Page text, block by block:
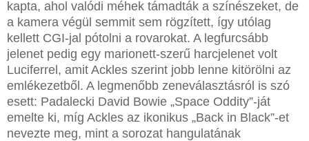
kapta, ahol valódi méhek támadták a színészeket, de
a kamera végül semmit sem rögzített, így utólag
kellett CGI-jal pótolni a rovarokat. A legfurcsább
jelenet pedig egy marionett-szerű harcjelenet volt
Luciferrel, amit Ackles szerint jobb lenne kitörölni az
emlékezetből. A legmenőbb zeneválasztásról is szó
esett: Padalecki David Bowie „Space Oddity”-ját
emelte ki, míg Ackles az ikonikus „Back in Black”-et
nevezte meg, mint a sorozat hangulatának